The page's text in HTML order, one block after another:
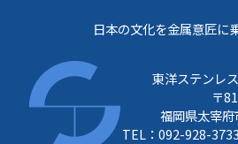
日本の文化を金属意匠に
東洋ステンレ
〒
福岡県太宰
TEL：092-928-